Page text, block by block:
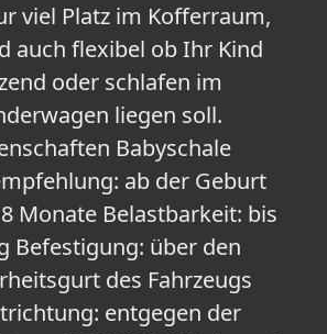
viel Platz im Kofferraum,
auch flexibel ob Ihr Kind
oder schlafen im
liegen soll.
Babyschale
ab der Geburt
Monate Belastbarkeit: bis
Befestigung: über den
des Fahrzeugs
entgegen der